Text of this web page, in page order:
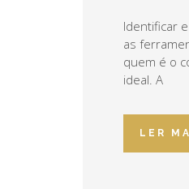
Identificar
as
quem é o
ideal. A
LER